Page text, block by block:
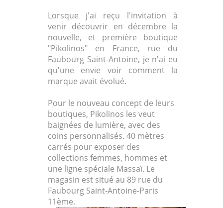
Lorsque j'ai reçu l'invitation à
venir découvrir en décembre la
nouvelle, et première boutique
"Pikolinos" en France, rue du
Faubourg Saint-Antoine, je n'ai eu
qu'une envie voir comment la
marque avait évolué.
Pour le nouveau concept de leurs
boutiques, Pikolinos les veut
baignées de lumière, avec des
coins personnalisés. 40 mètres
carrés pour exposer des
collections femmes, hommes et
une ligne spéciale Massaï. Le
magasin est situé au 89 rue du
Faubourg Saint-Antoine-Paris
11ème.